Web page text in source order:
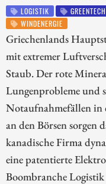
LOGISTIK GREENTECH
WINDENERGIE
Griechenlands
mit extremer
Staub. Der rote
Lungenprobleme und
Notaufnahmefällen
an den Börsen sorgen
kanadische Firma
eine patentierte
Boombranche